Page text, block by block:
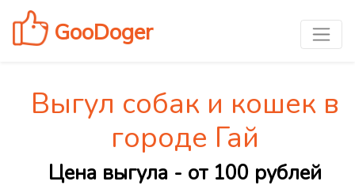
GooDoger
Выгул собак и кошек в
городе Гай
Цена выгула - от 100 рублей